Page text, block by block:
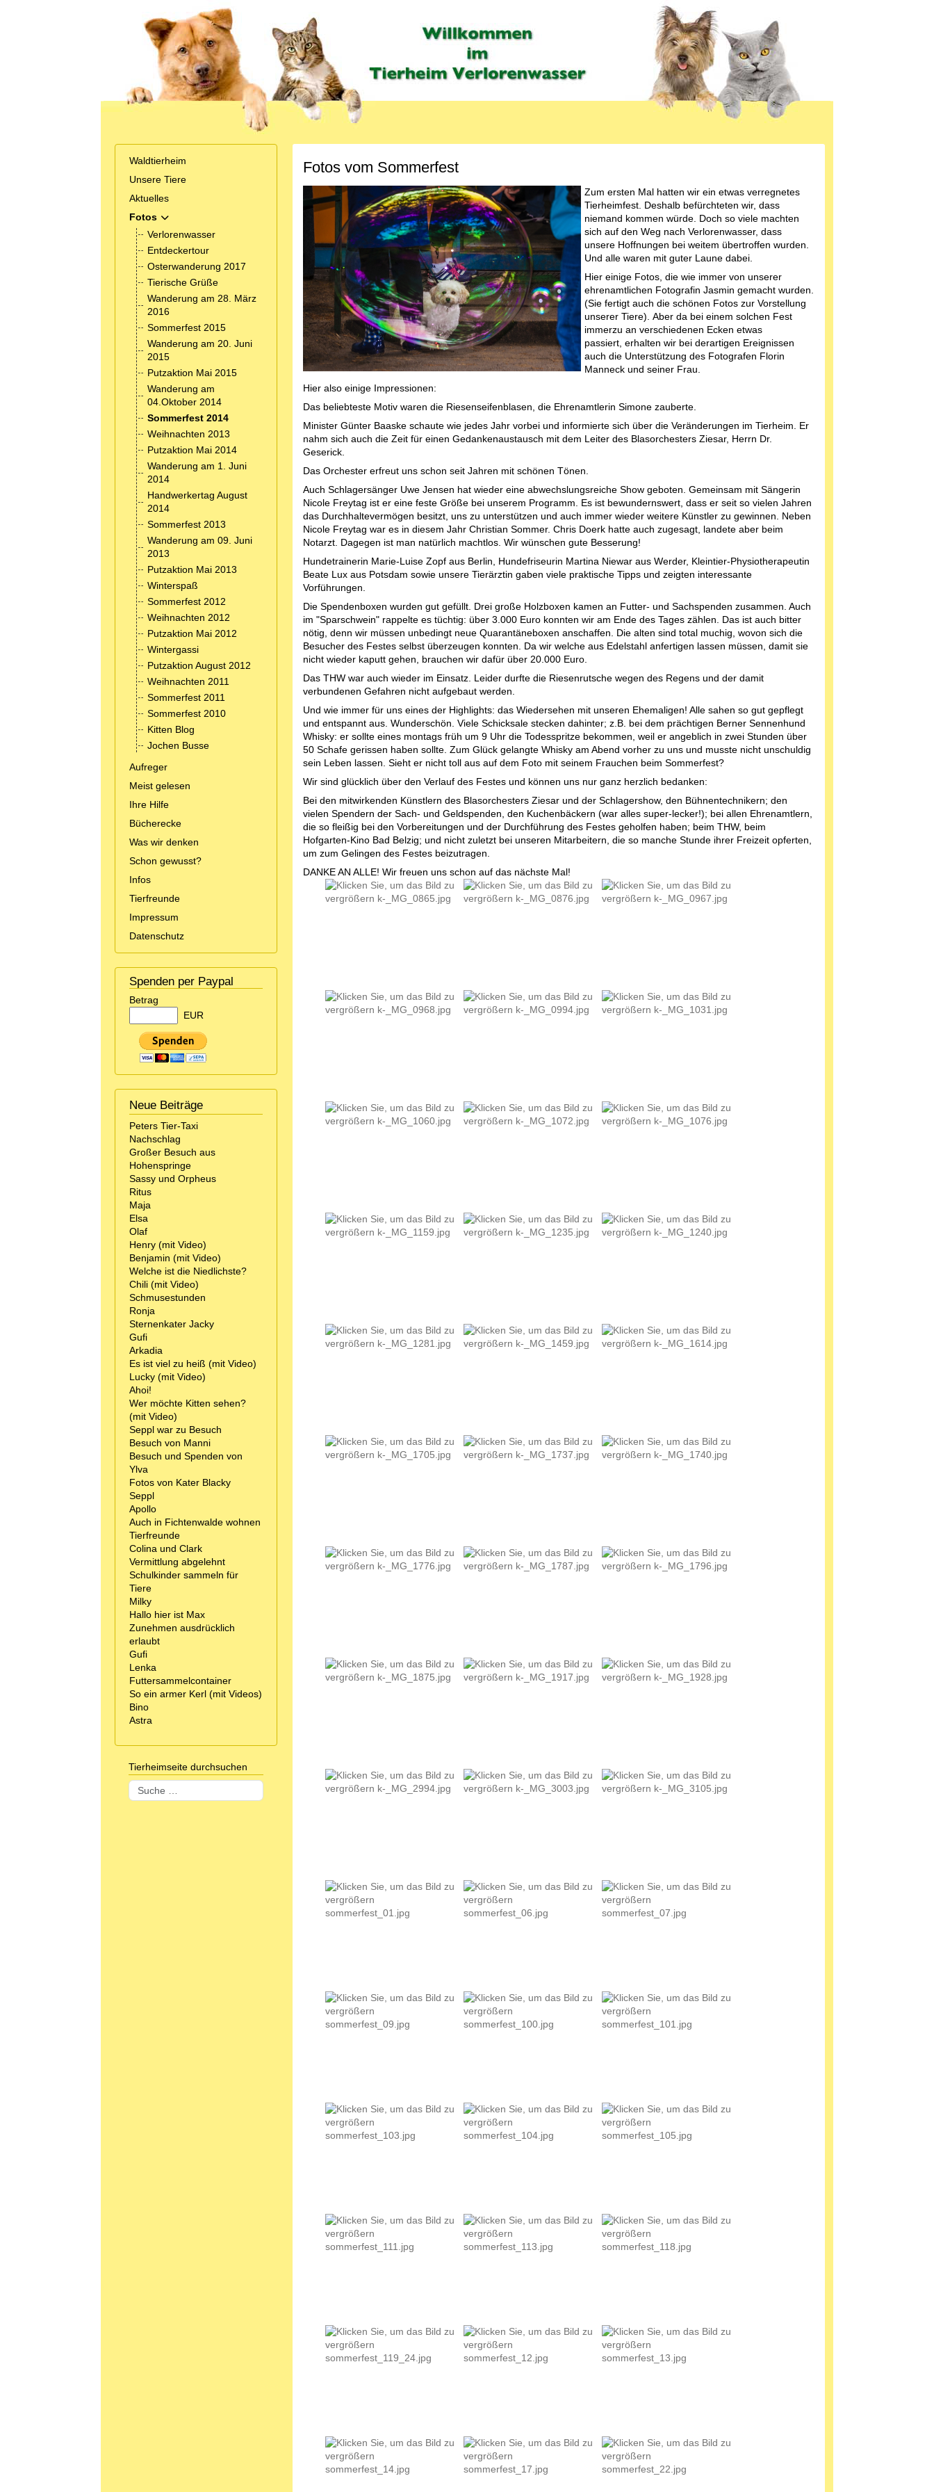
Waldtierheim
Unsere Tiere
Aktuelles
Fotos
MOD_MENU_TOGGLE_SUBMENU_LABEL
Verlorenwasser
Entdeckertour
Osterwanderung 2017
Tierische Grüße
Wanderung am 28. März
2016
Sommerfest 2015
Wanderung am 20. Juni
2015
Putzaktion Mai 2015
Wanderung am
04.Oktober 2014
Sommerfest 2014
Weihnachten 2013
Putzaktion Mai 2014
Wanderung am 1. Juni
2014
Handwerkertag August
2014
Sommerfest 2013
Wanderung am 09. Juni
2013
Putzaktion Mai 2013
Winterspaß
Sommerfest 2012
Weihnachten 2012
Putzaktion Mai 2012
Wintergassi
Putzaktion August 2012
Weihnachten 2011
Sommerfest 2011
Sommerfest 2010
Kitten Blog
Jochen Busse
Aufreger
Meist gelesen
Ihre Hilfe
Bücherecke
Was wir denken
Schon gewusst?
Infos
Tierfreunde
Impressum
Datenschutz
Spenden per Paypal
Betrag
EUR
Neue Beiträge
Peters Tier-Taxi
Nachschlag
Großer Besuch aus
Hohenspringe
Sassy und Orpheus
Ritus
Maja
Elsa
Olaf
Henry (mit Video)
Benjamin (mit Video)
Welche ist die Niedlichste?
Chili (mit Video)
Schmusestunden
Ronja
Sternenkater Jacky
Gufi
Arkadia
Es ist viel zu heiß (mit Video)
Lucky (mit Video)
Ahoi!
Wer möchte Kitten sehen?
(mit Video)
Seppl war zu Besuch
Besuch von Manni
Besuch und Spenden von
Ylva
Fotos von Kater Blacky
Seppl
Apollo
Auch in Fichtenwalde wohnen
Tierfreunde
Colina und Clark
Vermittlung abgelehnt
Schulkinder sammeln für
Tiere
Milky
Hallo hier ist Max
Zunehmen ausdrücklich
erlaubt
Gufi
Lenka
Futtersammelcontainer
So ein armer Kerl (mit Videos)
Bino
Astra
Tierheimseite durchsuchen
Suchen
Fotos vom Sommerfest
Zum ersten Mal hatten wir ein etwas verregnetes
Tierheimfest. Deshalb befürchteten wir, dass
niemand kommen würde. Doch so viele machten
sich auf den Weg nach Verlorenwasser, dass
unsere Hoffnungen bei weitem übertroffen wurden.
Und alle waren mit guter Laune dabei.
Hier einige Fotos, die wie immer von unserer
ehrenamtlichen Fotografin Jasmin gemacht wurden.
(Sie fertigt auch die schönen Fotos zur Vorstellung
unserer Tiere). Aber da bei einem solchen Fest
immerzu an verschiedenen Ecken etwas
passiert, erhalten wir bei derartigen Ereignissen
auch die Unterstützung des Fotografen Florin
Manneck und seiner Frau.
Hier also einige Impressionen:
Das beliebteste Motiv waren die Riesenseifenblasen, die Ehrenamtlerin Simone zauberte.
Minister Günter Baaske schaute wie jedes Jahr vorbei und informierte sich über die Veränderungen im Tierheim. Er
nahm sich auch die Zeit für einen Gedankenaustausch mit dem Leiter des Blasorchesters Ziesar, Herrn Dr.
Geserick.
Das Orchester erfreut uns schon seit Jahren mit schönen Tönen.
Auch Schlagersänger Uwe Jensen hat wieder eine abwechslungsreiche Show geboten. Gemeinsam mit Sängerin
Nicole Freytag ist er eine feste Größe bei unserem Programm. Es ist bewundernswert, dass er seit so vielen Jahren
das Durchhaltevermögen besitzt, uns zu unterstützen und auch immer wieder weitere Künstler zu gewinnen. Neben
Nicole Freytag war es in diesem Jahr Christian Sommer. Chris Doerk hatte auch zugesagt, landete aber beim
Notarzt. Dagegen ist man natürlich machtlos. Wir wünschen gute Besserung!
Hundetrainerin Marie-Luise Zopf aus Berlin, Hundefriseurin Martina Niewar aus Werder, Kleintier-Physiotherapeutin
Beate Lux aus Potsdam sowie unsere Tierärztin gaben viele praktische Tipps und zeigten interessante
Vorführungen.
Die Spendenboxen wurden gut gefüllt. Drei große Holzboxen kamen an Futter- und Sachspenden zusammen. Auch
im "Sparschwein" rappelte es tüchtig: über 3.000 Euro konnten wir am Ende des Tages zählen. Das ist auch bitter
nötig, denn wir müssen unbedingt neue Quarantäneboxen anschaffen. Die alten sind total muchig, wovon sich die
Besucher des Festes selbst überzeugen konnten. Da wir welche aus Edelstahl anfertigen lassen müssen, damit sie
nicht wieder kaputt gehen, brauchen wir dafür über 20.000 Euro.
Das THW war auch wieder im Einsatz. Leider durfte die Riesenrutsche wegen des Regens und der damit
verbundenen Gefahren nicht aufgebaut werden.
Und wie immer für uns eines der Highlights: das Wiedersehen mit unseren Ehemaligen! Alle sahen so gut gepflegt
und entspannt aus. Wunderschön. Viele Schicksale stecken dahinter; z.B. bei dem prächtigen Berner Sennenhund
Whisky: er sollte eines montags früh um 9 Uhr die Todesspritze bekommen, weil er angeblich in zwei Stunden über
50 Schafe gerissen haben sollte. Zum Glück gelangte Whisky am Abend vorher zu uns und musste nicht unschuldig
sein Leben lassen. Sieht er nicht toll aus auf dem Foto mit seinem Frauchen beim Sommerfest?
Wir sind glücklich über den Verlauf des Festes und können uns nur ganz herzlich bedanken:
Bei den mitwirkenden Künstlern des Blasorchesters Ziesar und der Schlagershow, den Bühnentechnikern; den
vielen Spendern der Sach- und Geldspenden, den Kuchenbäckern (war alles super-lecker!); bei allen Ehrenamtlern,
die so fleißig bei den Vorbereitungen und der Durchführung des Festes geholfen haben; beim THW, beim
Hofgarten-Kino Bad Belzig; und nicht zuletzt bei unseren Mitarbeitern, die so manche Stunde ihrer Freizeit opferten,
um zum Gelingen des Festes beizutragen.
DANKE AN ALLE! Wir freuen uns schon auf das nächste Mal!